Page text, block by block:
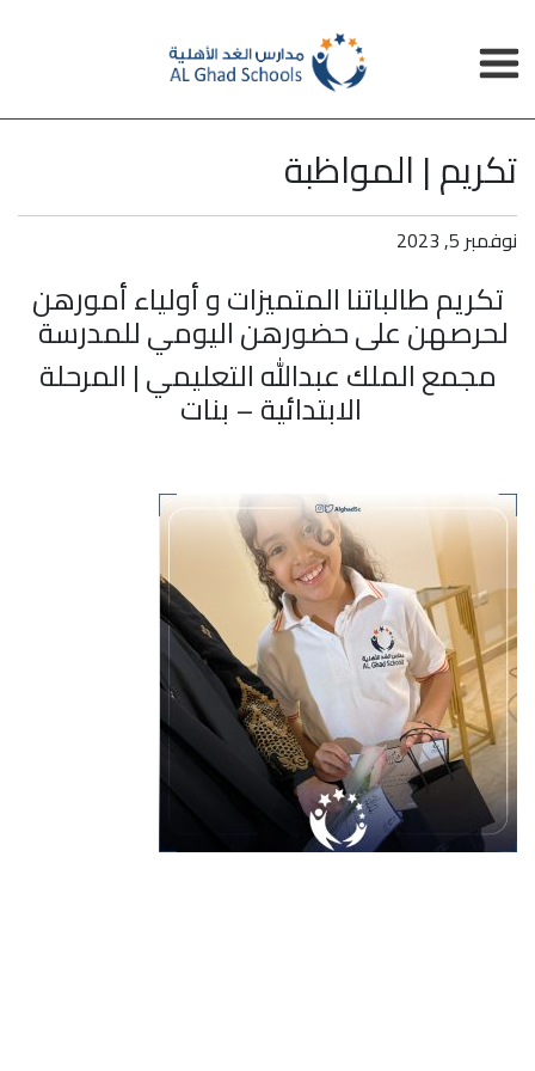
تكريم | المواظبة
نوفمبر 5, 2023
تكريم طالباتنا المتميزات و أولياء أمورهن
لحرصهن على حضورهن اليومي للمدرسة
مجمع الملك عبدالله التعليمي | المرحلة
الابتدائية – بنات